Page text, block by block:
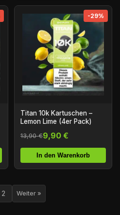
-29%
Titan 10k Kartuschen –
Lemon Lime (4er Pack)
13,90 €9,90 €
In den Warenkorb
2 Weiter »